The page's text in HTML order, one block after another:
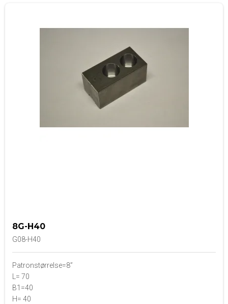
8G-H40
G08-H40
Patronstørrelse=8”
L= 70
B1=40
H= 40